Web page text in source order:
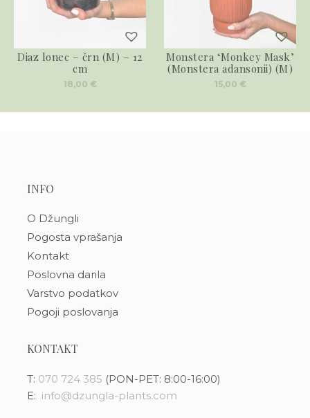
Diaz lonec – črn (M) – 12
cm
18,00 €
Monstera ‘Monkey Mask’
(Monstera adansonii) (M)
15,00 €
INFO
O Džungli
Pogosta vprašanja
Kontakt
Poslovna darila
Varstvo podatkov
Pogoji poslovanja
KONTAKT
T: 070 724 385 (PON-PET: 8:00-16:00)
E: info@dzungla-plants.com